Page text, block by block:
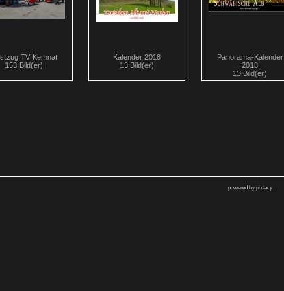
TV Kemnat
153 Bild(er)
Kalender 2018
13 Bild(er)
Panorama-Kalender
2018
13 Bild(er)
powered by pixtacy